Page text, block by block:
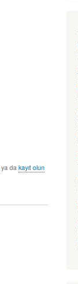
ya dakayıt olun